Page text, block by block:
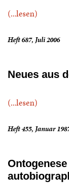
(...lesen)
Heft 687, Juli 2006
Neues aus
(...lesen)
Heft 455, Januar